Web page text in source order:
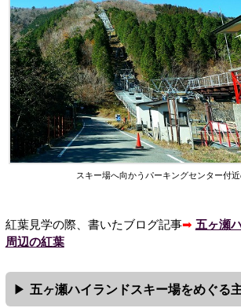
スキー場へ向かうパーキングセンター付
紅葉見学の際、書いたブログ記事➡ 五ヶ瀬
周辺の紅葉
五ヶ瀬ハイランドスキー場をめぐる